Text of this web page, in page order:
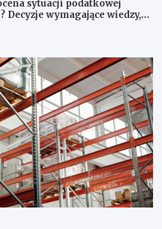
sytuacji podatkowej
Decyzje wymagające wiedzy,